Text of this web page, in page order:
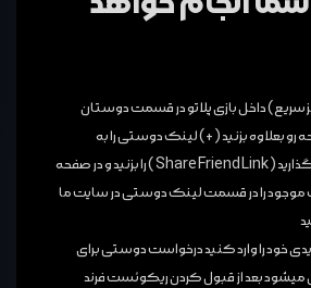
سریع) داخل بازی پلاتو در قسمت دوستان
رو بعلاوه بزنید (+) لینک دوستی را به
اشتراک بگذارید ( Share Friend Link ) را بزنید و در صفحه
موجود را در قسمت لینک دوستی در سایت ما
ایدی خود را وارد کنید درخواست دوستی برای
میشود بعد از قبول کردن ریکوئست فرند